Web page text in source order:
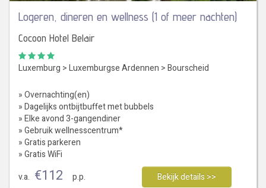
Logeren, dineren en wellness (1 of meer nachten)
Cocoon Hotel Belair
Luxemburg >Luxemburgse Ardennen >Bourscheid
» Overnachting(en)
» Dagelijks ontbijtbuffet met bubbels
» Elke avond 3-gangendiner
» Gebruik wellnesscentrum*
» Gratis parkeren
» Gratis WiFi
v.a. €112 p.p. Bekijk details >>